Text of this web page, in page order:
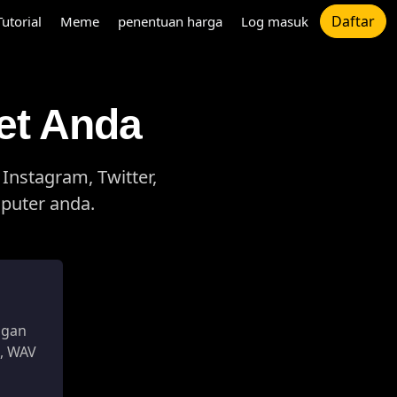
Meme penentuan harga Log masuk Daftar
Anda
Twitter,
anda.